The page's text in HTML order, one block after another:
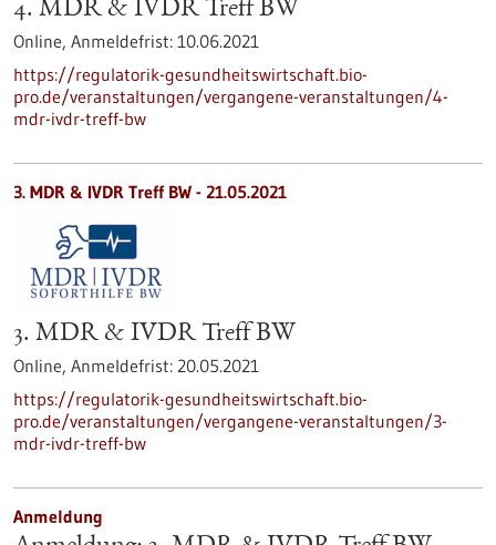
4. MDR & IVDR Treff BW
Online, Anmeldefrist: 10.06.2021
https://regulatorik-gesundheitswirtschaft.bio-
pro.de/veranstaltungen/vergangene-veranstaltungen/4-
mdr-ivdr-treff-bw
3. MDR & IVDR Treff BW - 21.05.2021
3. MDR & IVDR Treff BW
Online, Anmeldefrist: 20.05.2021
https://regulatorik-gesundheitswirtschaft.bio-
pro.de/veranstaltungen/vergangene-veranstaltungen/3-
mdr-ivdr-treff-bw
Anmeldung